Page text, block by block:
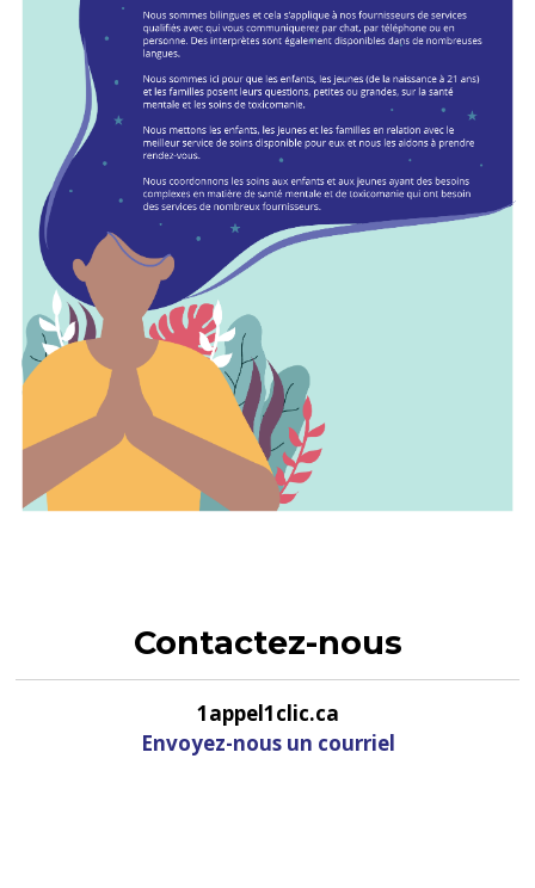
Contactez-nous
1appel1clic.ca
Envoyez-nous un courriel